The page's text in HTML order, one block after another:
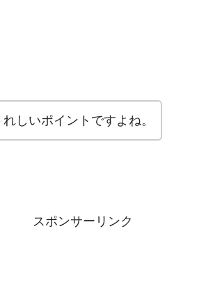
しいポイントですよね。
スポンサーリンク